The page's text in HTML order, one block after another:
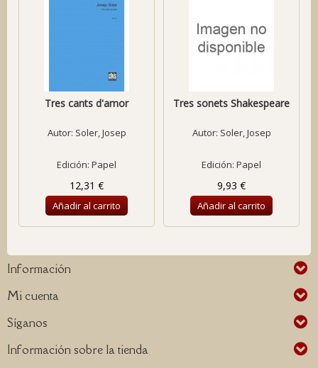
Tres cants d'amor
Autor: Soler, Josep
Edición: Papel
12,31 €
Añadir al carrito
Tres sonets Shakespeare
Autor: Soler, Josep
Edición: Papel
9,93 €
Añadir al carrito
Información
Mi cuenta
Síganos
Información sobre la tienda